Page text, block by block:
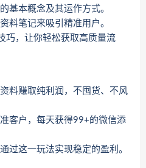
基本概念及其运作方式。
料笔记来吸引精准用户。
巧，让你轻松获取高质量流
料赚取纯利润，不囤货、不风
客户，每天获得99+的微信添
过这一玩法实现稳定的盈利。